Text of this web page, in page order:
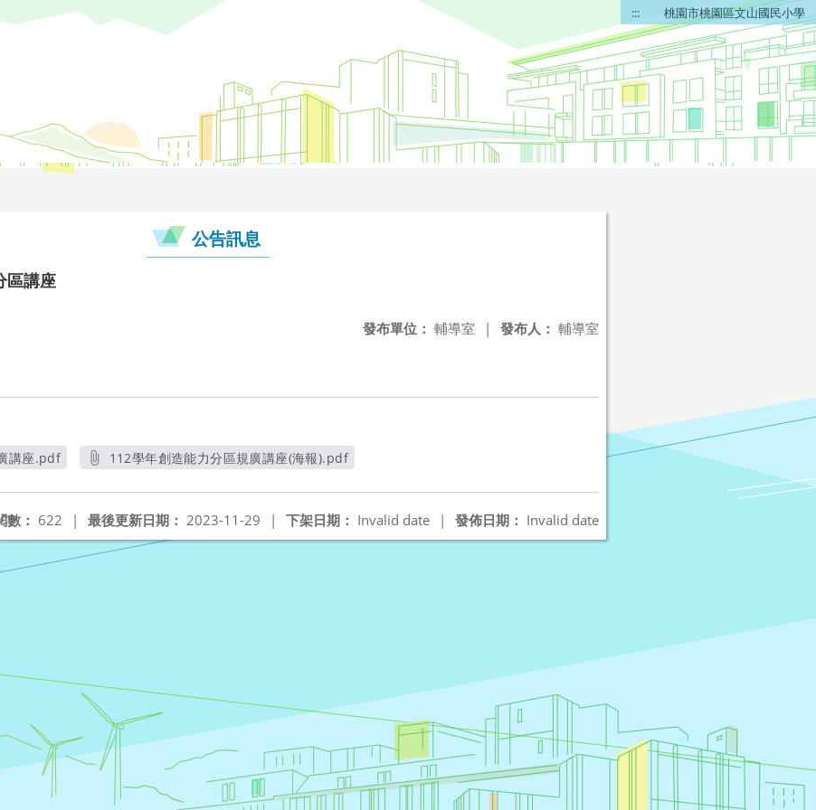
::: 桃園市桃園區文山國民小學
公告訊息
區講座
發布人： 輔導室
發布單位： 輔導室 |
講座.pdf
112學年創造能力分區規廣講座(海報).pdf
發佈日期： Invalid date
下架日期： Invalid date |
最後更新日期： 2023-11-29 |
數： 622 |